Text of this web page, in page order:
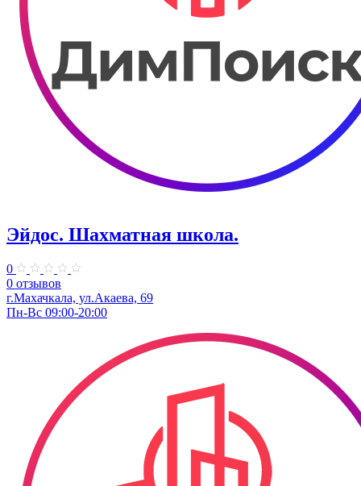
Эйдос. Шахматная школа.
0
0 отзывов
г.Махачкала, ​ул.Акаева, 69
Пн-Вс 09:00-20:00